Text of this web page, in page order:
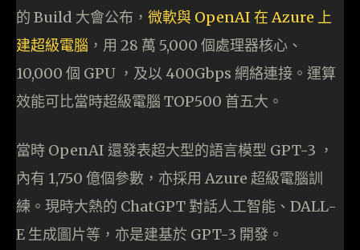
的 Build 大會公布， 微軟與 OpenAI 在 Azure 上
建超級電腦 ，用 28 萬 5,000 個處理器核心、
10,000 個 GPU ，及以 400Gbps 網絡連接。運算
效能可比當時超級電腦 TOP500 首五大。
當時 OpenAI 還發表超大型的語言模型 GPT-3 ，
內有 1,750 億個參數，亦採用 Azure 超級電腦訓
練。現時大熱的 ChatGPT 對話人工智能、DALL-
E 生成圖片等，亦是建基於 GPT-3 開發。